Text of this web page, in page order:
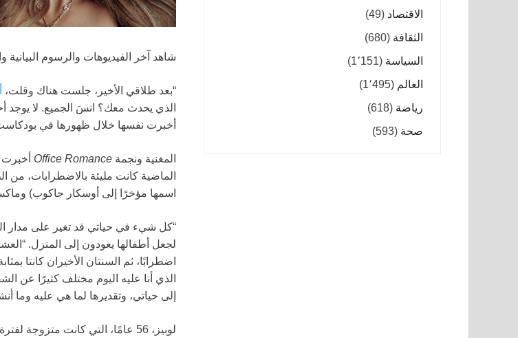
شاهد آخر الفيديوهات والرسوم البيانية
“بعد طلاقي الأخير، جلست هناك وقلت،
الذي يحدث معك؟ انسَ الجميع. لا يوجد
أخبرت نفسها خلال ظهورها في
المغنية ونجمة Office Romance
اسمها مؤخرًا إلى أوسكار جاكوب)
“كل شيء في حياتي قد تغير على مدار
لجعل أطفالها يعودون إلى المنزل.
اضطرابًا، ثم السنتان الأخيران
الذي أنا عليه اليوم مختلف كثيرًا عن
إلى حياتي، وتقديرها لما هي عليه وما
الاقتصاد (49)
الثقافة (680)
السياسة (1٬151)
العالم (1٬495)
رياضة (618)
صحة (593)